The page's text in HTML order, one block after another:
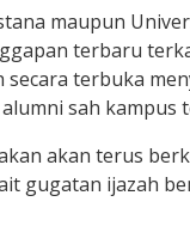
maupun
terbaru
secara terbuka
sah kampus
akan terus
gugatan ijazah